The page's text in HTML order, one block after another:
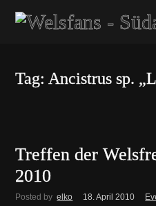
Tag: Ancistrus sp.
Treffen der
2010
Posted by elko 18. April 2010